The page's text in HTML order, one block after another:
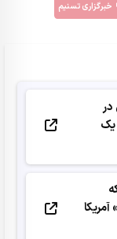
خبرگزاری تسنیم
یک